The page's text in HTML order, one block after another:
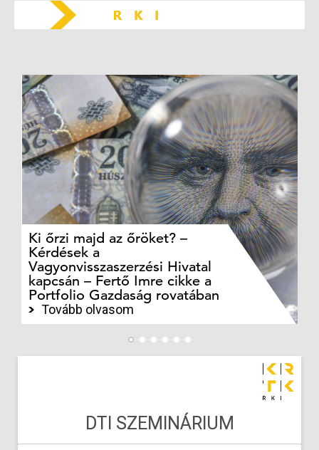
Már nem Nyugat-Európa a fő
célpont? Kiderült, főként
kikkel kötnek testvérvárosi
kapcsolatokat a hazai
települések
Tovább olvasom
DTI SZEMINÁRIUM